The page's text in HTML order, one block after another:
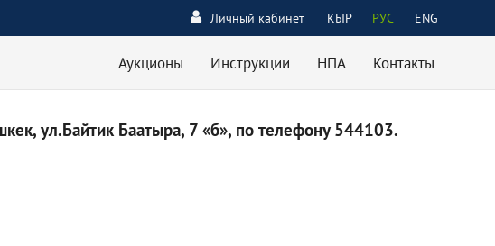
КЫР РУС ENG
Личный кабинет
Аукционы Инструкции НПА Контакты
ул.Байтик Баатыра, 7 «б», по телефону 544103.